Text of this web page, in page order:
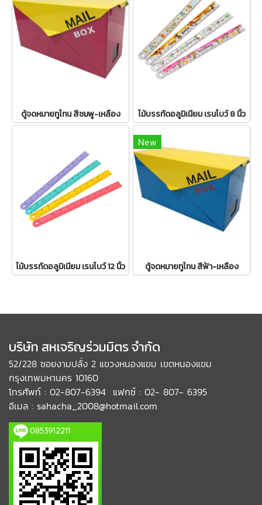
ตู้จดหมายทูโทน สีชมพู-เหลือง ไม้บรรทัดอลูมิเนียม เรนโบว์ 8 นิ้ว
ไม้บรรทัดอลูมิเนียม เรนโบว์ 12 นิ้ว
New
ตู้จดหมายทูโทน สีฟ้า-เหลือง
บริษัท สหเจริญร่วมมิตร จำกัด
52/228 ซอยงามปลั่ง 2 แขวงหนองแขม เขตหนองแขม
กรุงเทพมหานคร 10160
โทรศัพท์ : 02-807-6394 แฟกซ์ : 02- 807- 6395
อีเมล : sahacha_2008@hotmail.com